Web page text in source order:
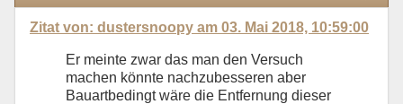
Zitat von: dustersnoopy am 03. Mai 2018, 10:59:00
Er meinte zwar das man den Versuch
machen könnte nachzubesseren aber
Bauartbedingt wäre die Entfernung dieser